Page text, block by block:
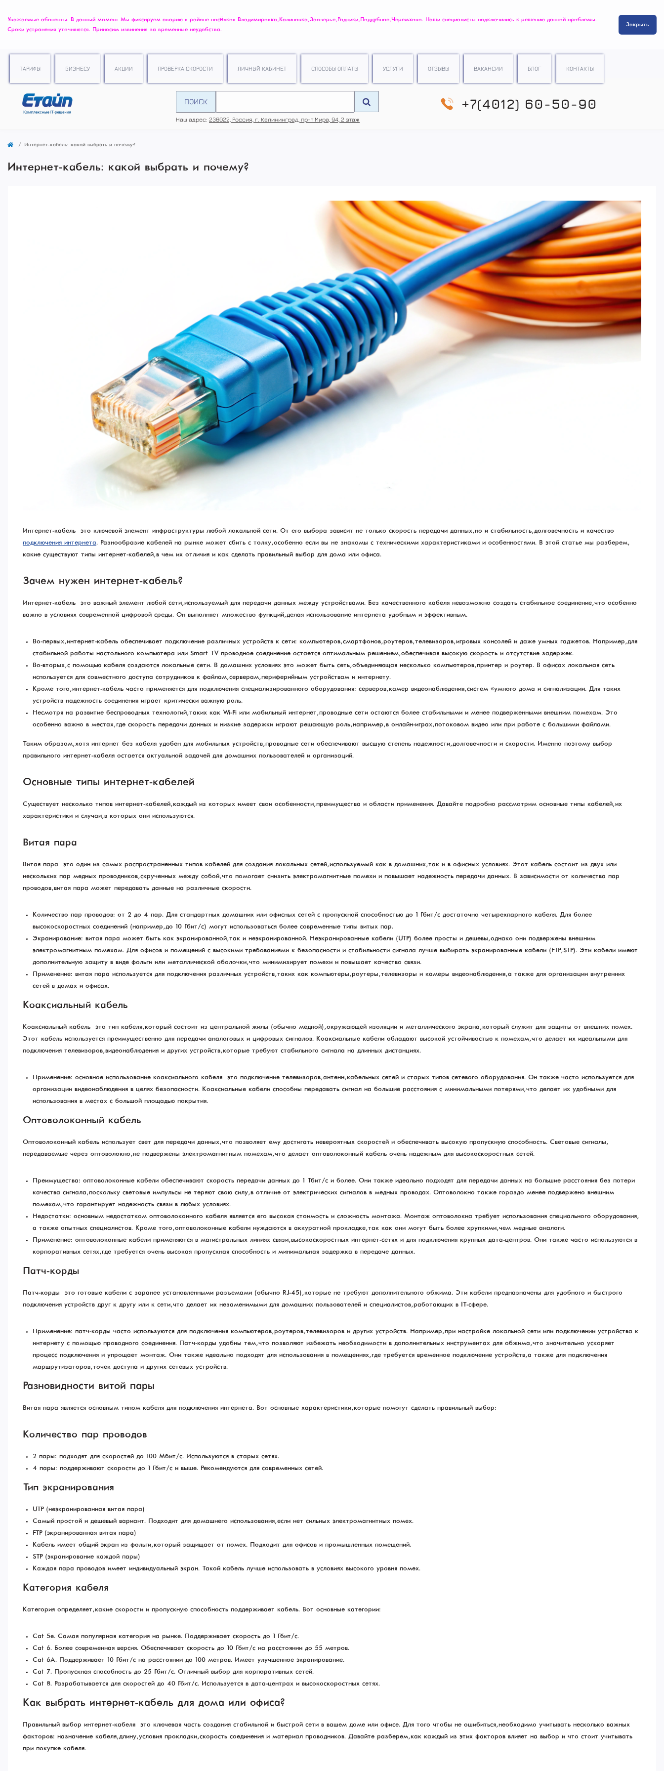
Уважаемые абоненты. В данный момент Мы фиксируем аварию в районе посёлков Владимировка, Калиновка, Заозерье, Родники, Поддубное, Черемхово. Наши специалисты подключились к решению данной проблемы.
Сроки устранения уточняются. Приносим извинения за временные неудобства.
Закрыть
ТАРИФЫ БИЗНЕСУ АКЦИИ ПРОВЕРКА СКОРОСТИ ЛИЧНЫЙ КАБИНЕТ СПОСОБЫ ОПЛАТЫ УСЛУГИ ОТЗЫВЫ ВАКАНСИИ БЛОГ КОНТАКТЫ
ПОИСК
Наш адрес: 236022, Россия, г. Калининград, пр-т Мира, 94, 2 этаж
+7(4012) 60-50-90
Интернет-кабель: какой выбрать и почему?
Интернет-кабель: какой выбрать и почему?
Интернет-кабель — это ключевой элемент инфраструктуры любой локальной сети. От его выбора зависит не только скорость передачи данных, но и стабильность, долговечность и качество
подключения интернета. Разнообразие кабелей на рынке может сбить с толку, особенно если вы не знакомы с техническими характеристиками и особенностями. В этой статье мы разберем,
какие существуют типы интернет-кабелей, в чем их отличия и как сделать правильный выбор для дома или офиса.
Зачем нужен интернет-кабель?
Интернет-кабель — это важный элемент любой сети, используемый для передачи данных между устройствами. Без качественного кабеля невозможно создать стабильное соединение, что особенно
важно в условиях современной цифровой среды. Он выполняет множество функций, делая использование интернета удобным и эффективным.
Во-первых, интернет-кабель обеспечивает подключение различных устройств к сети: компьютеров, смартфонов, роутеров, телевизоров, игровых консолей и даже умных гаджетов. Например, для
стабильной работы настольного компьютера или Smart TV проводное соединение остается оптимальным решением, обеспечивая высокую скорость и отсутствие задержек.
Во-вторых, с помощью кабеля создаются локальные сети. В домашних условиях это может быть сеть, объединяющая несколько компьютеров, принтер и роутер. В офисах локальная сеть
используется для совместного доступа сотрудников к файлам, серверам, периферийным устройствам и интернету.
Кроме того, интернет-кабель часто применяется для подключения специализированного оборудования: серверов, камер видеонаблюдения, систем «умного дома» и сигнализации. Для таких
устройств надежность соединения играет критически важную роль.
Несмотря на развитие беспроводных технологий, таких как Wi-Fi или мобильный интернет, проводные сети остаются более стабильными и менее подверженными внешним помехам. Это
особенно важно в местах, где скорость передачи данных и низкие задержки играют решающую роль, например, в онлайн-играх, потоковом видео или при работе с большими файлами.
Таким образом, хотя интернет без кабеля удобен для мобильных устройств, проводные сети обеспечивают высшую степень надежности, долговечности и скорости. Именно поэтому выбор
правильного интернет-кабеля остается актуальной задачей для домашних пользователей и организаций.
Основные типы интернет-кабелей
Существует несколько типов интернет-кабелей, каждый из которых имеет свои особенности, преимущества и области применения. Давайте подробно рассмотрим основные типы кабелей, их
характеристики и случаи, в которых они используются.
Витая пара
Витая пара — это один из самых распространенных типов кабелей для создания локальных сетей, используемый как в домашних, так и в офисных условиях. Этот кабель состоит из двух или
нескольких пар медных проводников, скрученных между собой, что помогает снизить электромагнитные помехи и повышает надежность передачи данных. В зависимости от количества пар
проводов, витая пара может передавать данные на различные скорости.
Количество пар проводов: от 2 до 4 пар. Для стандартных домашних или офисных сетей с пропускной способностью до 1 Гбит/с достаточно четырехпарного кабеля. Для более
высокоскоростных соединений (например, до 10 Гбит/с) могут использоваться более современные типы витых пар.
Экранирование: витая пара может быть как экранированной, так и неэкранированной. Неэкранированные кабели (UTP) более просты и дешевы, однако они подвержены внешним
электромагнитным помехам. Для офисов и помещений с высокими требованиями к безопасности и стабильности сигнала лучше выбирать экранированные кабели (FTP, STP). Эти кабели имеют
дополнительную защиту в виде фольги или металлической оболочки, что минимизирует помехи и повышает качество связи.
Применение: витая пара используется для подключения различных устройств, таких как компьютеры, роутеры, телевизоры и камеры видеонаблюдения, а также для организации внутренних
сетей в домах и офисах.
Коаксиальный кабель
Коаксиальный кабель — это тип кабеля, который состоит из центральной жилы (обычно медной), окружающей изоляции и металлического экрана, который служит для защиты от внешних помех.
Этот кабель используется преимущественно для передачи аналоговых и цифровых сигналов. Коаксиальные кабели обладают высокой устойчивостью к помехам, что делает их идеальными для
подключения телевизоров, видеонаблюдения и других устройств, которые требуют стабильного сигнала на длинных дистанциях.
Применение: основное использование коаксиального кабеля — это подключение телевизоров, антенн, кабельных сетей и старых типов сетевого оборудования. Он также часто используется для
организации видеонаблюдения в целях безопасности. Коаксиальные кабели способны передавать сигнал на большие расстояния с минимальными потерями, что делает их удобными для
использования в местах с большой площадью покрытия.
Оптоволоконный кабель
Оптоволоконный кабель использует свет для передачи данных, что позволяет ему достигать невероятных скоростей и обеспечивать высокую пропускную способность. Световые сигналы,
передаваемые через оптоволокно, не подвержены электромагнитным помехам, что делает оптоволоконный кабель очень надежным для высокоскоростных сетей.
Преимущества: оптоволоконные кабели обеспечивают скорость передачи данных до 1 Тбит/с и более. Они также идеально подходят для передачи данных на большие расстояния без потери
качества сигнала, поскольку световые импульсы не теряют свою силу, в отличие от электрических сигналов в медных проводах. Оптоволокно также гораздо менее подвержено внешним
помехам, что гарантирует надежность связи в любых условиях.
Недостатки: основным недостатком оптоволоконного кабеля является его высокая стоимость и сложность монтажа. Монтаж оптоволокна требует использования специального оборудования,
а также опытных специалистов. Кроме того, оптоволоконные кабели нуждаются в аккуратной прокладке, так как они могут быть более хрупкими, чем медные аналоги.
Применение: оптоволоконные кабели применяются в магистральных линиях связи, высокоскоростных интернет-сетях и для подключения крупных дата-центров. Они также часто используются в
корпоративных сетях, где требуется очень высокая пропускная способность и минимальная задержка в передаче данных.
Патч-корды
Патч-корды — это готовые кабели с заранее установленными разъемами (обычно RJ-45), которые не требуют дополнительного обжима. Эти кабели предназначены для удобного и быстрого
подключения устройств друг к другу или к сети, что делает их незаменимыми для домашних пользователей и специалистов, работающих в IT-сфере.
Применение: патч-корды часто используются для подключения компьютеров, роутеров, телевизоров и других устройств. Например, при настройке локальной сети или подключении устройства к
интернету с помощью проводного соединения. Патч-корды удобны тем, что позволяют избежать необходимости в дополнительных инструментах для обжима, что значительно ускоряет
процесс подключения и упрощает монтаж. Они также идеально подходят для использования в помещениях, где требуется временное подключение устройств, а также для подключения
маршрутизаторов, точек доступа и других сетевых устройств.
Разновидности витой пары
Витая пара является основным типом кабеля для подключения интернета. Вот основные характеристики, которые помогут сделать правильный выбор:
Количество пар проводов
2 пары: подходят для скоростей до 100 Мбит/с. Используются в старых сетях.
4 пары: поддерживают скорости до 1 Гбит/с и выше. Рекомендуются для современных сетей.
Тип экранирования
UTP (неэкранированная витая пара)
Самый простой и дешевый вариант. Подходит для домашнего использования, если нет сильных электромагнитных помех.
FTP (экранированная витая пара)
Кабель имеет общий экран из фольги, который защищает от помех. Подходит для офисов и промышленных помещений.
STP (экранирование каждой пары)
Каждая пара проводов имеет индивидуальный экран. Такой кабель лучше использовать в условиях высокого уровня помех.
Категория кабеля
Категория определяет, какие скорости и пропускную способность поддерживает кабель. Вот основные категории:
Cat 5e. Самая популярная категория на рынке. Поддерживает скорость до 1 Гбит/с.
Cat 6. Более современная версия. Обеспечивает скорость до 10 Гбит/с на расстоянии до 55 метров.
Cat 6A. Поддерживает 10 Гбит/с на расстоянии до 100 метров. Имеет улучшенное экранирование.
Cat 7. Пропускная способность до 25 Гбит/с. Отличный выбор для корпоративных сетей.
Cat 8. Разрабатывается для скоростей до 40 Гбит/с. Используется в дата-центрах и высокоскоростных сетях.
Как выбрать интернет-кабель для дома или офиса?
Правильный выбор интернет-кабеля — это ключевая часть создания стабильной и быстрой сети в вашем доме или офисе. Для того чтобы не ошибиться, необходимо учитывать несколько важных
факторов: назначение кабеля, длину, условия прокладки, скорость соединения и материал проводников. Давайте разберем, как каждый из этих факторов влияет на выбор и что стоит учитывать
при покупке кабеля.